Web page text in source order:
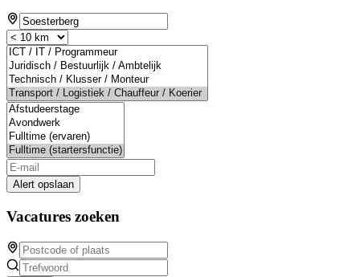
Alert opslaan
Vacatures zoeken